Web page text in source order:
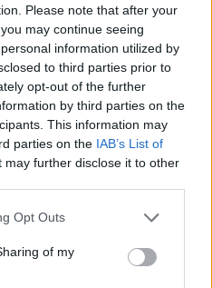
Please note that after your
may continue seeing
information utilized by
to third parties prior to
opt-out of the further
by third parties on the
This information may
parties on the IAB’s List of
may further disclose it to other
Opt Outs
of my
0 - 0
Squalificato 0 - 0%
Infortunato 0 - 0
Inutilizzato 38 - 100 %